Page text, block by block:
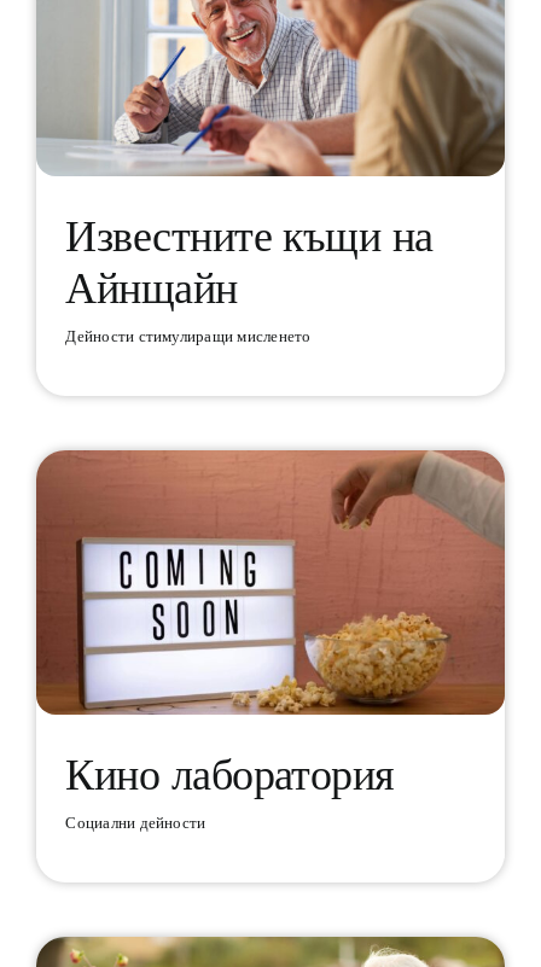
Известните къщи на Айнщайн
Известните къщи на
Айнщайн
Дейности стимулиращи мисленето
Кино лаборатория
Социални дейности